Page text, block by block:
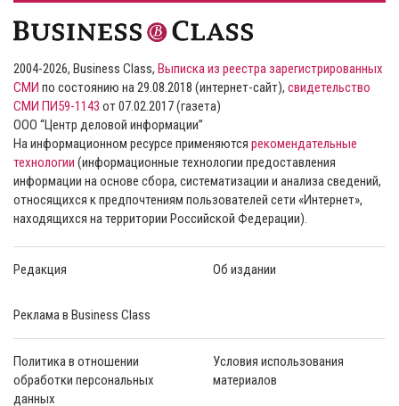
2004-2026, Business Class, Выписка из реестра зарегистрированных
СМИ по состоянию на 29.08.2018 (интернет-сайт), свидетельство
СМИ ПИ59-1143 от 07.02.2017 (газета)
ООО “Центр деловой информации”
На информационном ресурсе применяются рекомендательные
технологии (информационные технологии предоставления
информации на основе сбора, систематизации и анализа сведений,
относящихся к предпочтениям пользователей сети «Интернет»,
находящихся на территории Российской Федерации).
Редакция Об издании
Реклама в Business Class
Политика в отношении
обработки персональных
данных
Условия использования
материалов